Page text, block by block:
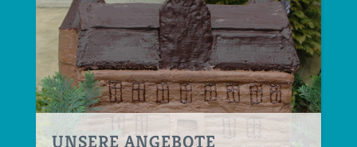
UNSERE ANGEBOTE